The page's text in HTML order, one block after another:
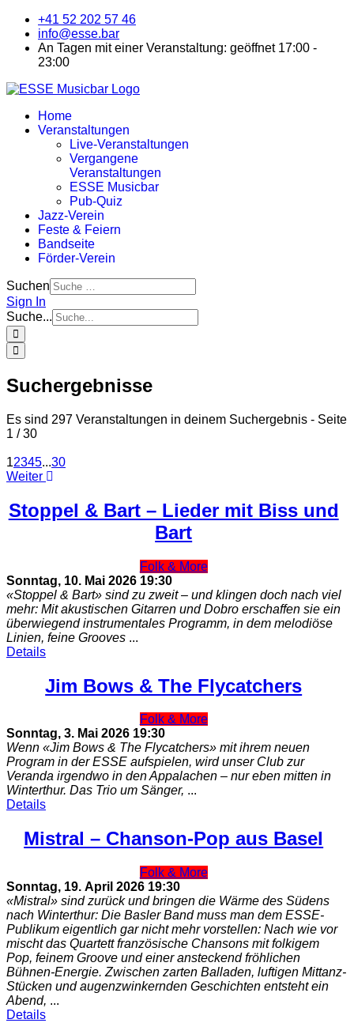
+41 52 202 57 46
info@esse.bar
An Tagen mit einer Veranstaltung: geöffnet 17:00 -
23:00
Home
Veranstaltungen
Live-Veranstaltungen
Vergangene
Veranstaltungen
ESSE Musicbar
Pub-Quiz
Jazz-Verein
Feste & Feiern
Bandseite
Förder-Verein
Suchen
Sign In
Suche...
Suchergebnisse
Es sind 297 Veranstaltungen in deinem Suchergebnis - Seite
1 / 30
12345...30
Weiter
Stoppel & Bart – Lieder mit Biss und
Bart
Folk & More
Sonntag, 10. Mai 2026 19:30
«Stoppel & Bart» sind zu zweit – und klingen doch nach viel
mehr: Mit akustischen Gitarren und Dobro erschaffen sie ein
überwiegend instrumentales Programm, in dem melodiöse
Linien, feine Grooves ...
Details
Jim Bows & The Flycatchers
Folk & More
Sonntag, 3. Mai 2026 19:30
Wenn «Jim Bows & The Flycatchers» mit ihrem neuen
Program in der ESSE aufspielen, wird unser Club zur
Veranda irgendwo in den Appalachen – nur eben mitten in
Winterthur. Das Trio um Sänger, ...
Details
Mistral – Chanson-Pop aus Basel
Folk & More
Sonntag, 19. April 2026 19:30
«Mistral» sind zurück und bringen die Wärme des Südens
nach Winterthur: Die Basler Band muss man dem ESSE-
Publikum eigentlich gar nicht mehr vorstellen: Nach wie vor
mischt das Quartett französische Chansons mit folkigem
Pop, feinem Groove und einer ansteckend fröhlichen
Bühnen-Energie. Zwischen zarten Balladen, luftigen Mittanz-
Stücken und augenzwinkernden Geschichten entsteht ein
Abend, ...
Details